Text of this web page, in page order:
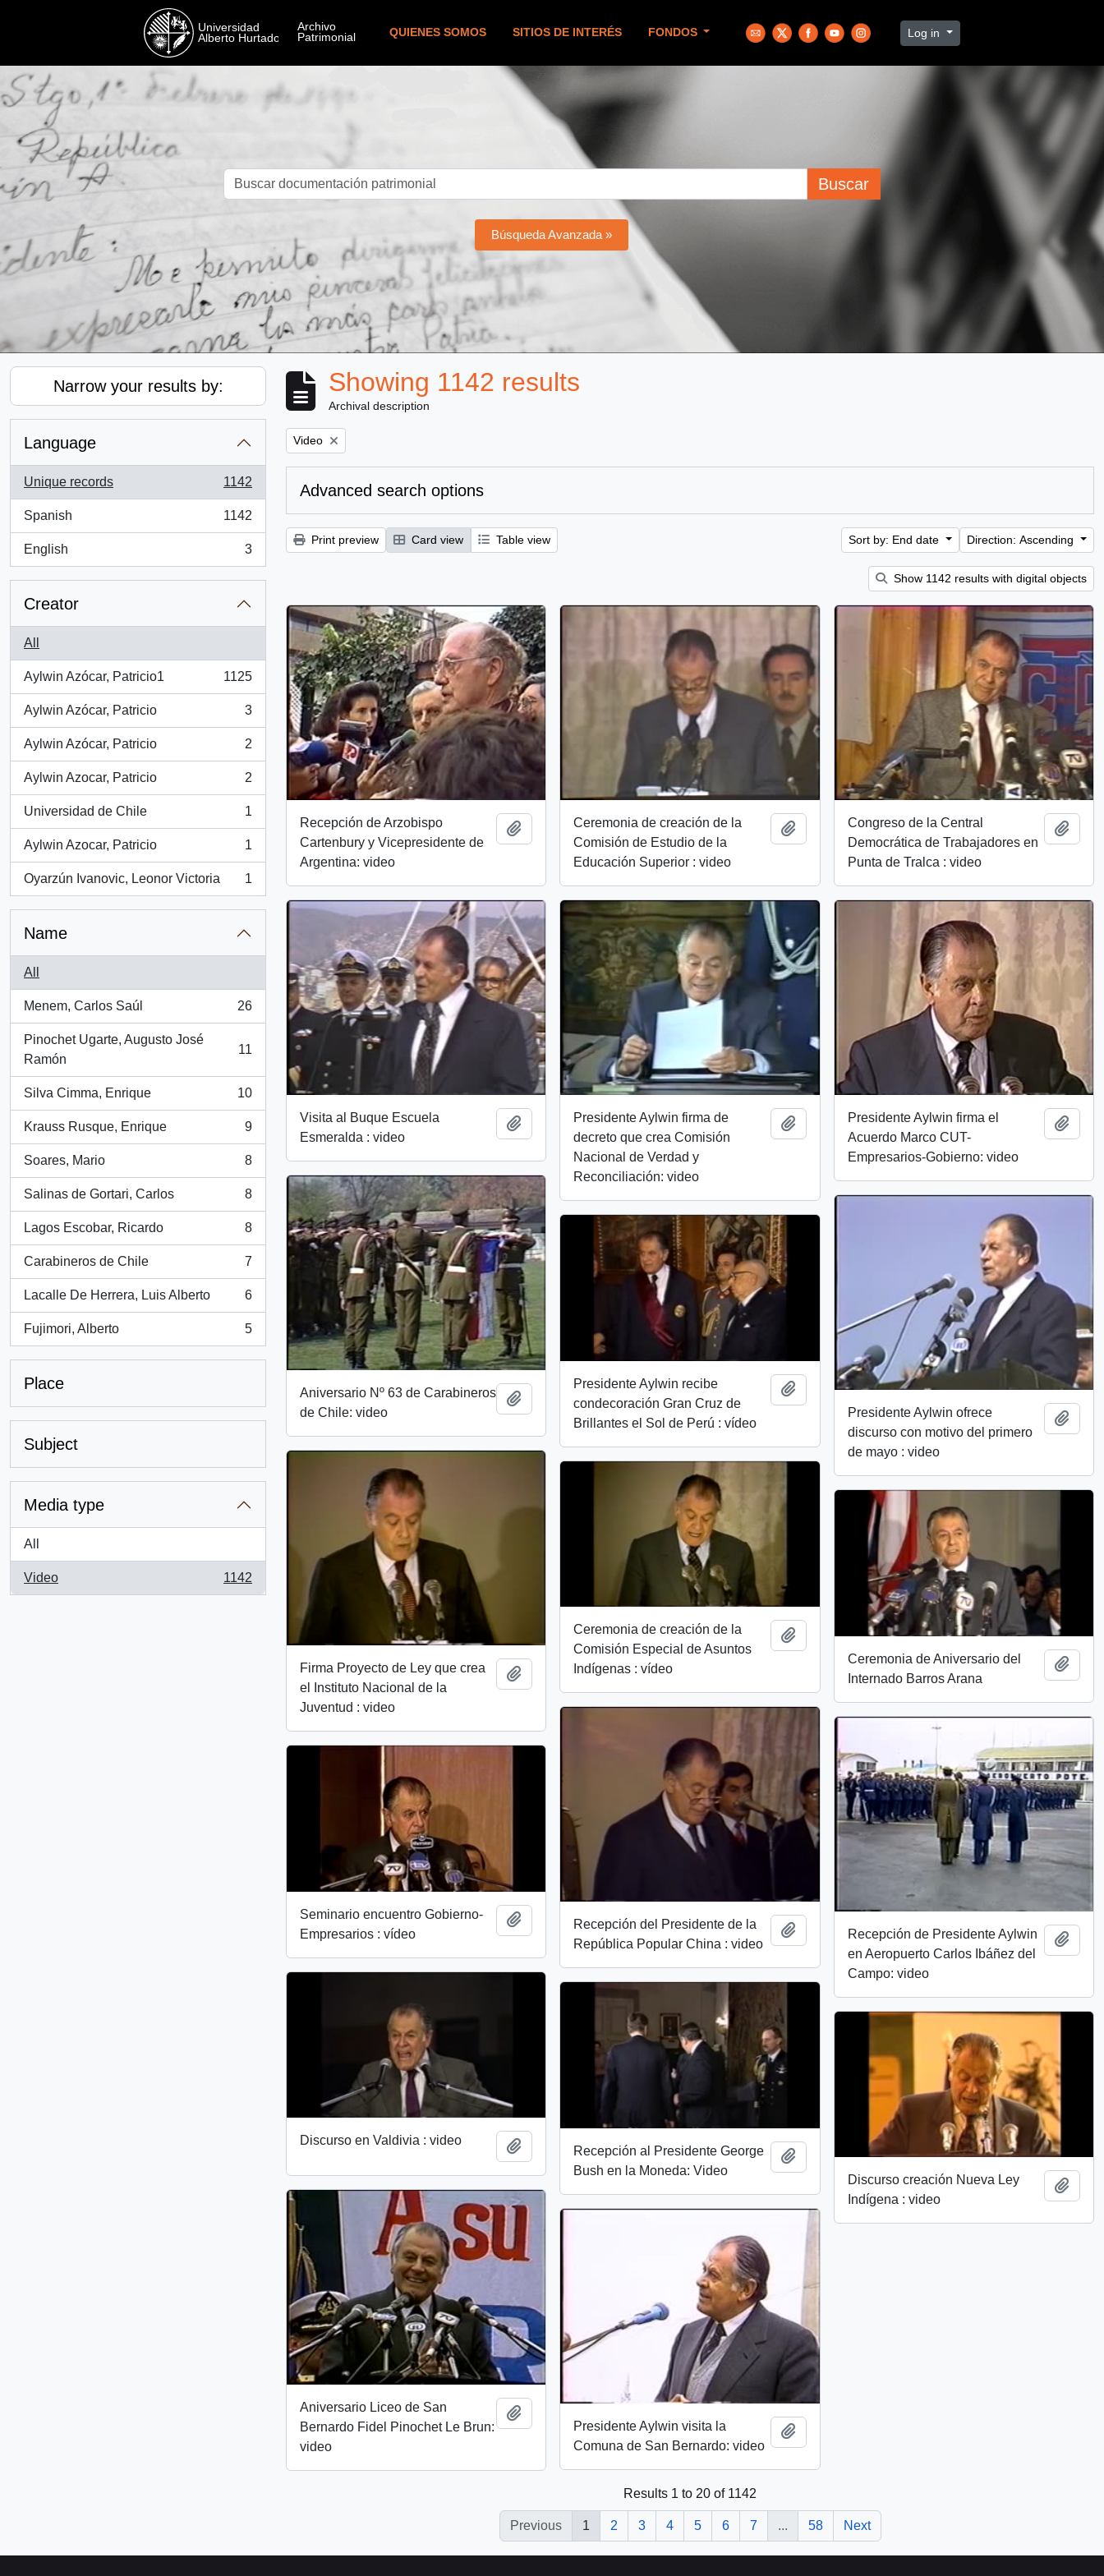
QUIENES SOMOS SITIOS DE INTERÉS FONDOS Log in
Buscar
Búsqueda Avanzada »
Narrow your results by:
Language
Unique records
, 1142 results
1142
Spanish
, 1142 results
1142
English
, 3 results
3
Creator
All
Aylwin Azócar, Patricio1
, 1125 results
1125
Aylwin Azócar, Patricio
, 3 results
3
Aylwin Azócar, Patricio
, 2 results
2
Aylwin Azocar, Patricio
, 2 results
2
Universidad de Chile
, 1 results
1
Aylwin Azocar, Patricio
, 1 results
1
Oyarzún Ivanovic, Leonor Victoria
, 1 results
1
Name
All
Menem, Carlos Saúl
, 26 results
26
Pinochet Ugarte, Augusto José
Ramón
, 11 results
11
Silva Cimma, Enrique
, 10 results
10
Krauss Rusque, Enrique
, 9 results
9
Soares, Mario
, 8 results
8
Salinas de Gortari, Carlos
, 8 results
8
Lagos Escobar, Ricardo
, 8 results
8
Carabineros de Chile
, 7 results
7
Lacalle De Herrera, Luis Alberto
, 6 results
6
Fujimori, Alberto
, 5 results
5
Place
Subject
Media type
All
Video
, 1142 results
1142
Showing 1142 results
Archival description
Remove filter:
Video
Advanced search options
Print preview Card view Table view Sort by: End date Direction: Ascending
Show 1142 results with digital objects
Recepción de Arzobispo
Cartenbury y Vicepresidente de
Argentina: video
Add to clipboardCeremonia de creación de la
Comisión de Estudio de la
Educación Superior : video
Add to clipboardCongreso de la Central
Democrática de Trabajadores en
Punta de Tralca : video
Add
Visita al Buque Escuela
Esmeralda : video
Add to clipboardPresidente Aylwin firma de
decreto que crea Comisión
Nacional de Verdad y
Reconciliación: video
Add to clipboardPresidente Aylwin firma el
Acuerdo Marco CUT-
Empresarios-Gobierno: video
Add
Aniversario Nº 63 de Carabineros
de Chile: video
Add to clipboard
Presidente Aylwin ofrece
discurso con motivo del primero
de mayo : video
Add
Presidente Aylwin recibe
condecoración Gran Cruz de
Brillantes el Sol de Perú : vídeo
Add to clipboard
Firma Proyecto de Ley que crea
el Instituto Nacional de la
Juventud : video
Add to clipboard
Ceremonia de creación de la
Comisión Especial de Asuntos
Indígenas : vídeo
Add to clipboard
Ceremonia de Aniversario del
Internado Barros Arana
Add
Recepción del Presidente de la
República Popular China : video
Add to clipboardRecepción de Presidente Aylwin
en Aeropuerto Carlos Ibáñez del
Campo: video
Add
Seminario encuentro Gobierno-
Empresarios : vídeo
Add to clipboard
Discurso en Valdivia : video Add to clipboardRecepción al Presidente George
Bush en la Moneda: Video
Add to clipboard
Discurso creación Nueva Ley
Indígena : video
Add
Aniversario Liceo de San
Bernardo Fidel Pinochet Le Brun:
video
Presidente Aylwin visita la
Comuna de San Bernardo: video
Add to clipboard
Results 1 to 20 of 1142
Previous 1 2 3 4 5 6 7 ... 58 Next